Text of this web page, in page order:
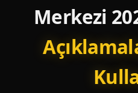
Merkezi